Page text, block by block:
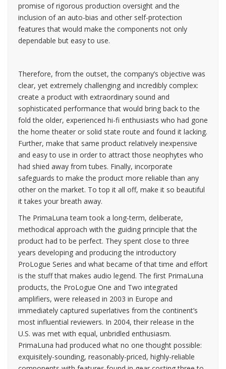
promise of rigorous production oversight and the
inclusion of an auto-bias and other self-protection
features that would make the components not only
dependable but easy to use.
Therefore, from the outset, the company’s objective was
clear, yet extremely challenging and incredibly complex:
create a product with extraordinary sound and
sophisticated performance that would bring back to the
fold the older, experienced hi-fi enthusiasts who had gone
the home theater or solid state route and found it lacking.
Further, make that same product relatively inexpensive
and easy to use in order to attract those neophytes who
had shied away from tubes. Finally, incorporate
safeguards to make the product more reliable than any
other on the market. To top it all off, make it so beautiful
it takes your breath away.
The PrimaLuna team took a long-term, deliberate,
methodical approach with the guiding principle that the
product had to be perfect. They spent close to three
years developing and producing the introductory
ProLogue Series and what became of that time and effort
is the stuff that makes audio legend. The first PrimaLuna
products, the ProLogue One and Two integrated
amplifiers, were released in 2003 in Europe and
immediately captured superlatives from the continent’s
most influential reviewers. In 2004, their release in the
U.S. was met with equal, unbridled enthusiasm.
PrimaLuna had produced what no one thought possible:
exquisitely-sounding, reasonably-priced, highly-reliable